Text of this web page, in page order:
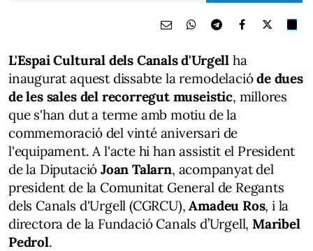
L'Espai Cultural dels Canals d'Urgellha
inaugurat aquest dissabte la remodelacióde dues
de les sales del recorregut museistic, millores
que s'han dut a terme amb motiu de la
commemoració del vinté aniversari de
l'equipament. A l'acte hi han assistit el President
de la Diputació Joan Talarn, acompanyat del
president de la Comunitat General de Regants
dels Canals d'Urgell (CGRCU), Amadeu Ros, i la
directora de la Fundació Canals d’Urgell, Maribel
Pedrol.